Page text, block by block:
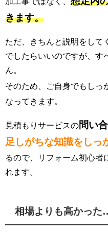
きます。
ただ、きちんと説明をして
でしたらいいのですが、す
ん。
そのため、ご自身でもしっ
なってきます。
見積もりサービスの問い
足しがちな知識をしっ
るので、リフォーム初心者
れます。
相場よりも高かった